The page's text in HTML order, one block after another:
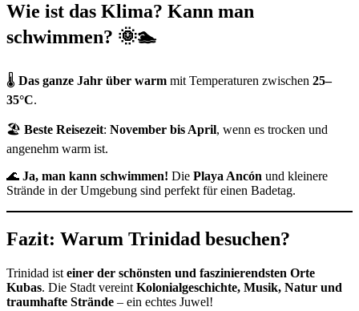
Wie ist das Klima? Kann man
schwimmen? 🌞🏊
🌡 Das ganze Jahr über warm mit Temperaturen zwischen 25–
35°C.
🏖 Beste Reisezeit: November bis April, wenn es trocken und
angenehm warm ist.
🌊 Ja, man kann schwimmen! Die Playa Ancón und kleinere
Strände in der Umgebung sind perfekt für einen Badetag.
Fazit: Warum Trinidad besuchen?
Trinidad ist einer der schönsten und faszinierendsten Orte
Kubas. Die Stadt vereint Kolonialgeschichte, Musik, Natur und
traumhafte Strände – ein echtes Juwel!